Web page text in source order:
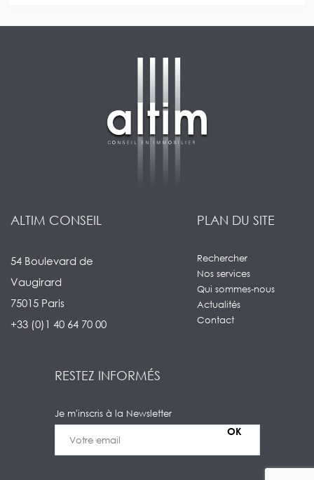
ALTIM CONSEIL
54 Boulevard de
Vaugirard
75015 Paris
+33 (0)1 40 64 70 00
PLAN DU SITE
Rechercher
Nos services
Qui sommes-nous
Actualités
Contact
RESTEZ INFORMÉS
Je m'inscris à la Newsletter